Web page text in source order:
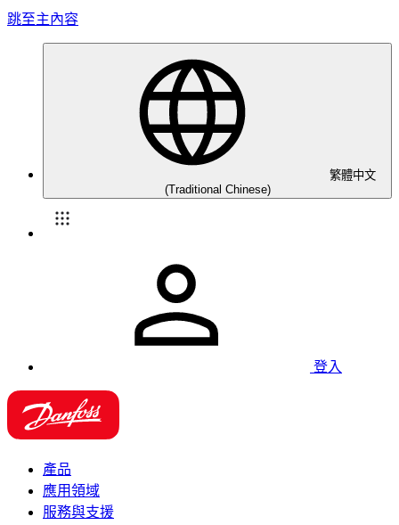
跳至主內容
繁體中文
(Traditional Chinese)
登入
產品
應用領域
服務與支援